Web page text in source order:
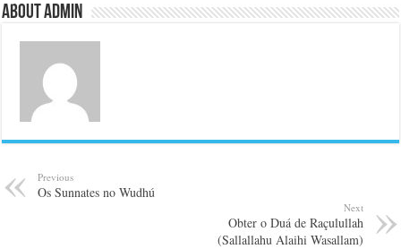
About admin
Previous
Os Sunnates no Wudhú
Next
Obter o Duá de Raçulullah
(Sallallahu Alaihi Wasallam)